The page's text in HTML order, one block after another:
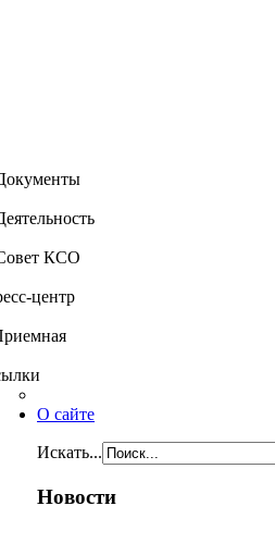
КСО
центр
О сайте
Искать...
Новости